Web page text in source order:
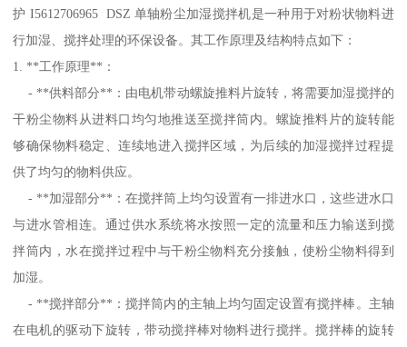
护 I5612706965 DSZ 单轴粉尘加湿搅拌机是一种用于对粉状物料进
行加湿、搅拌处理的环保设备。其工作原理及结构特点如下：
1. **工作原理**：
- **供料部分**：由电机带动螺旋推料片旋转，将需要加湿搅拌的
干粉尘物料从进料口均匀地推送至搅拌筒内。螺旋推料片的旋转能
够确保物料稳定、连续地进入搅拌区域，为后续的加湿搅拌过程提
供了均匀的物料供应。
- **加湿部分**：在搅拌筒上均匀设置有一排进水口，这些进水口
与进水管相连。通过供水系统将水按照一定的流量和压力输送到搅
拌筒内，水在搅拌过程中与干粉尘物料充分接触，使粉尘物料得到
加湿。
- **搅拌部分**：搅拌筒内的主轴上均匀固定设置有搅拌棒。主轴
在电机的驱动下旋转，带动搅拌棒对物料进行搅拌。搅拌棒的旋转